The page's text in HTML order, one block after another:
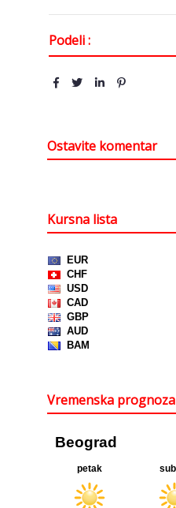
Podeli :
Ostavite komentar
Kursna lista
Vremenska prognoza